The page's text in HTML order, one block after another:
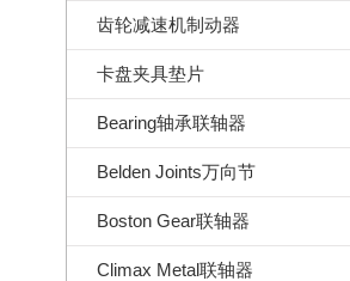
齿轮减速机制动器
卡盘夹具垫片
Bearing轴承联轴器
Belden Joints万向节
Boston Gear联轴器
Climax Metal联轴器